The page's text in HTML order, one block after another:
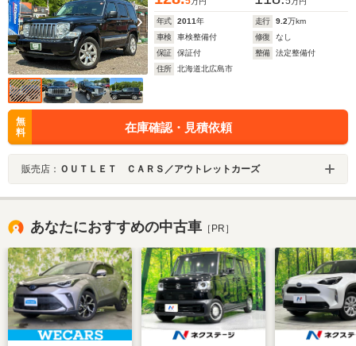
年式 2011年 走行 9.2万km
車検
車検整備付 修復
なし
保証
保証付 整備
法定整備付
住所
北海道北広島市
無
料
在庫確認・見積依頼
販売店： ＯＵＴＬＥＴ ＣＡＲＳ／アウトレットカーズ
あなたにおすすめの中古車 ［PR］